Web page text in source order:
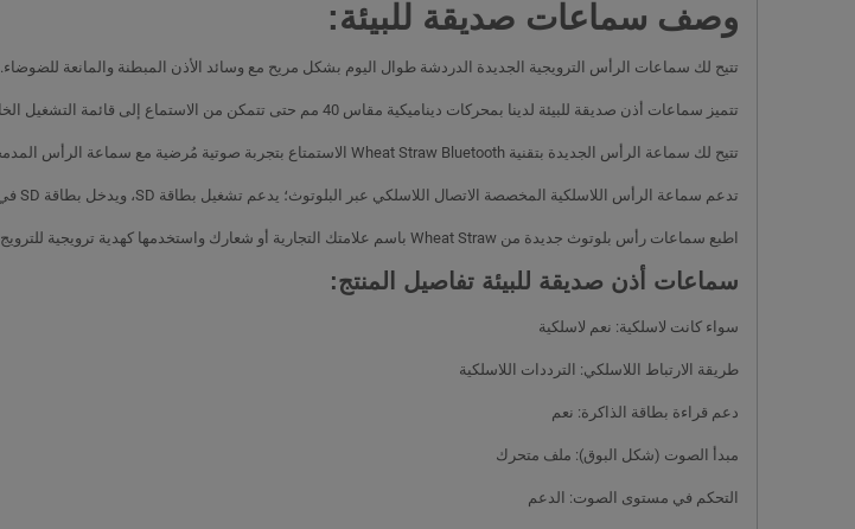
وصف سماعات صديقة للبيئة:
تتيح لك سماعات الرأس الترويجية الجديدة الدردشة طوال اليوم بشكل مريح مع وسائد الأذن المبطنة والمانعة للضوضاء.
تتميز سماعات أذن صديقة للبيئة لدينا بمحركات ديناميكية مقاس 40 مم حتى تتمكن من الاستماع إلى قائمة التشغيل الخاصة بك بصوت واضح ومفصل بالكامل مع صوت جهير عميق.
تتيح لك سماعة الرأس الجديدة بتقنية Wheat Straw Bluetooth الاستمتاع بتجربة صوتية مُرضية مع سماعة الرأس المدمجة هذه التي توضع فوق الرأس والمجهزة بوسادات أذن فخمة لتوفير الراحة.
تدعم سماعة الرأس اللاسلكية المخصصة الاتصال اللاسلكي عبر البلوتوث؛ يدعم تشغيل بطاقة SD، ويدخل بطاقة SD في سماعة الرأس لتشغيل الموسيقى في حالة عدم وجود هاتف.
اطبع سماعات رأس بلوتوث جديدة من Wheat Straw باسم علامتك التجارية أو شعارك واستخدمها كهدية ترويجية للترويج لعلامتك التجارية.
سماعات أذن صديقة للبيئة تفاصيل المنتج:
سواء كانت لاسلكية: نعم لاسلكية
طريقة الارتباط اللاسلكي: الترددات اللاسلكية
دعم قراءة بطاقة الذاكرة: نعم
مبدأ الصوت (شكل البوق): ملف متحرك
التحكم في مستوى الصوت: الدعم